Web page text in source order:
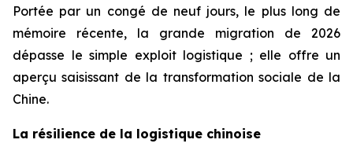
Portée par un congé de neuf jours, le plus long de
mémoire récente, la grande migration de 2026
dépasse le simple exploit logistique ; elle offre un
aperçu saisissant de la transformation sociale de la
Chine.
La résilience de la logistique chinoise